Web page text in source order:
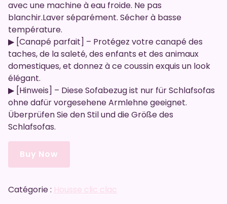
avec une machine à eau froide. Ne pas
blanchir.Laver séparément. Sécher à basse
température.
▶ [Canapé parfait] – Protégez votre canapé des
taches, de la saleté, des enfants et des animaux
domestiques, et donnez à ce coussin exquis un look
élégant.
▶ [Hinweis] – Diese Sofabezug ist nur für Schlafsofas
ohne dafür vorgesehene Armlehne geeignet.
Überprüfen Sie den Stil und die Größe des
Schlafsofas.
Buy Now
Catégorie : Housse clic clac